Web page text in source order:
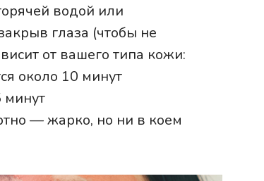
водой или
глаза (чтобы не
от вашего типа кожи:
около 10 минут
минут
— жарко, но ни в коем